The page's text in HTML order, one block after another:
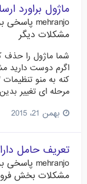
ماژول براورد
mehranjo پاسخی
مشکلات دیگر
شما ماژول را حذف
اگرم دوست دارید
مرحله ای تغییر
بهمن 21، 2015
تعریف حامل
mehranjo پاسخی
مشکلات بخش